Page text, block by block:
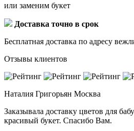
или заменим букет
Доставка точно в срок
Бесплатная доставка по адресу
Отзывы клиентов
Наталия Григорьян Москва
Заказывала доставку цветов для
красивый букет. Спасибо Вам.